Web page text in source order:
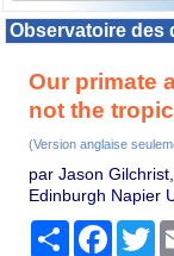
Observatoire des
Our primate
not the
(Version anglaise
par Jason
Edinburgh Napier
Partager